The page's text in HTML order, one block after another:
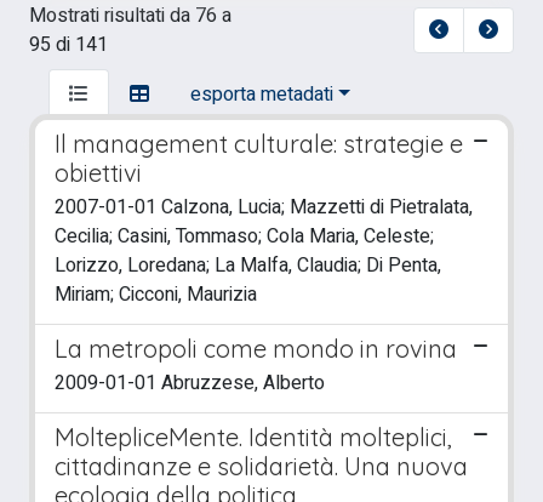
Mostrati risultati da 76 a
95 di 141
esporta metadati
Il management culturale: strategie e
obiettivi
2007-01-01 Calzona, Lucia; Mazzetti di Pietralata,
Cecilia; Casini, Tommaso; Cola Maria, Celeste;
Lorizzo, Loredana; La Malfa, Claudia; Di Penta,
Miriam; Cicconi, Maurizia
La metropoli come mondo in rovina
2009-01-01 Abruzzese, Alberto
MoltepliceMente. Identità molteplici,
cittadinanze e solidarietà. Una nuova
ecologia della politica